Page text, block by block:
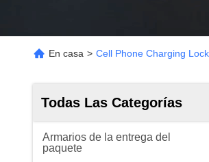
En casa > Cell Phone Charging
Todas Las Categorías
Armarios de la entrega del
paquete